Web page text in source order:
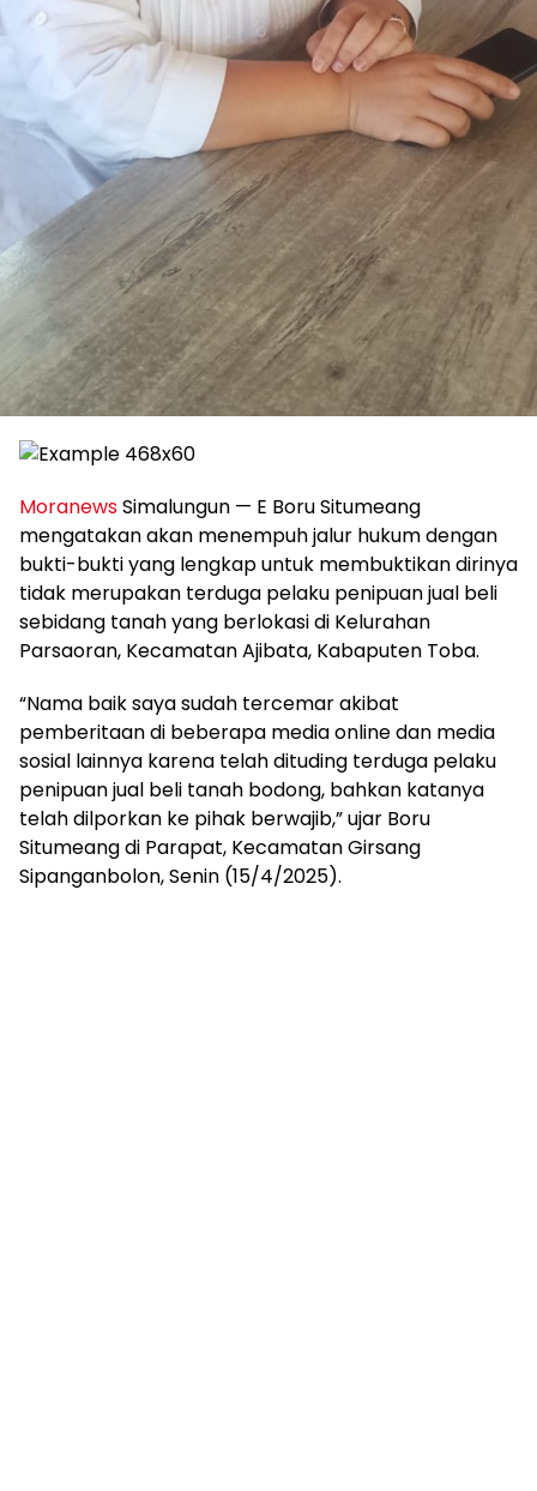
MoranewsSimalungun — E Boru Situmeang
mengatakan akan menempuh jalur hukum dengan
bukti-bukti yang lengkap untuk membuktikan dirinya
tidak merupakan terduga pelaku penipuan jual beli
sebidang tanah yang berlokasi di Kelurahan
Parsaoran, Kecamatan Ajibata, Kabaputen Toba.
“Nama baik saya sudah tercemar akibat
pemberitaan di beberapa media online dan media
sosial lainnya karena telah dituding terduga pelaku
penipuan jual beli tanah bodong, bahkan katanya
telah dilporkan ke pihak berwajib,” ujar Boru
Situmeang di Parapat, Kecamatan Girsang
Sipanganbolon, Senin (15/4/2025).